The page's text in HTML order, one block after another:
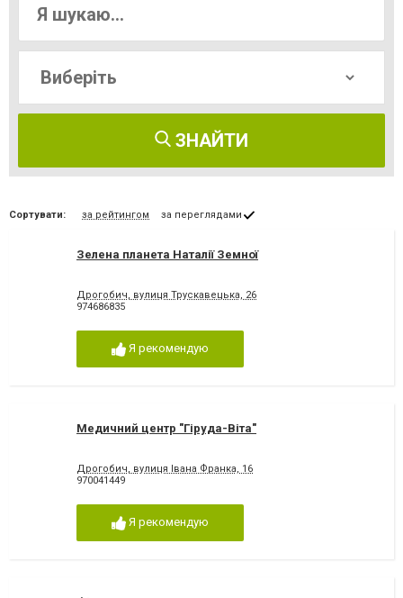
ЗНАЙТИ
Сортувати: за рейтингом за переглядами
Зелена планета Наталії Земної
Дрогобич, вулиця Трускавецька, 26
974686835
Я рекомендую
Медичний центр "Гіруда-Віта"
Дрогобич, вулиця Івана Франка, 16
970041449
Я рекомендую